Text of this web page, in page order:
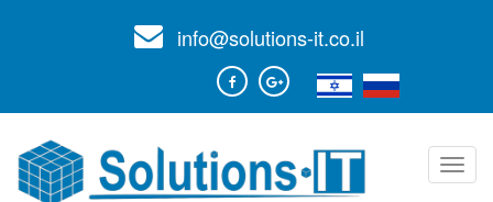
info@solutions-it.co.il